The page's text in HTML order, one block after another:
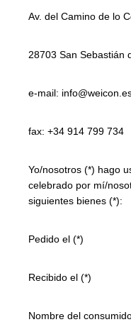
Av. del Camino de lo
28703 San Sebastián
e-mail:
fax: +34 914 799 734
Yo/nosotros (*) hago
celebrado por mí/
siguientes bienes (*):
Pedido el (*)
Recibido el (*)
Nombre del